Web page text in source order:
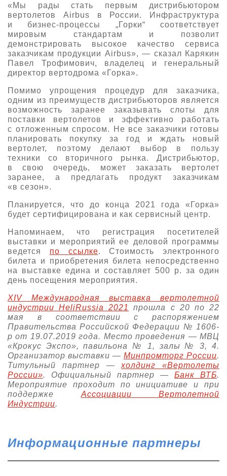
«Мы рады стать первым дистрибьютором
вертолетов Airbus в России. Инфраструктура
и бизнес-процессы „Горки“ соответствует
мировым стандартам и позволит
демонстрировать высокое качество сервиса
заказчикам продукции Airbus», — сказал Карякин
Павел Трофимович, владелец и генеральный
директор вертодрома «Горка».
Помимо упрощения процедур для заказчика,
одним из преимуществ дистрибьюторов является
возможность заранее заказывать слоты для
поставки вертолетов и эффективно работать
с отложенным спросом. Не все заказчики готовы
планировать покупку за год и ждать новый
вертолет, поэтому делают выбор в пользу
техники со вторичного рынка. Дистрибьютор,
в свою очередь, может заказать вертолет
заранее, а предлагать продукт заказчикам
«в сезон».
Планируется, что до конца 2021 года «Горка»
будет сертифицирована и как сервисный центр.
Напоминаем, что регистрация посетителей
выставки и мероприятий ее деловой программы
ведется по ссылке. Стоимость электронного
билета и приобретения билета непосредственно
на выставке едина и составляет 500 р. за один
день посещения мероприятия.
XIV Международная выставка вертолетной
индустрии HeliRussia 2021
прошла c 20 по 22
мая в соответствии с распоряжением
Правительства Российской Федерации № 1606-
р от 19.07.2019 года. Место проведения — МВЦ
«Крокус Экспо», павильона № 1, залы № 3, 4.
Организатор выставки — Минпромторг России.
Титульный партнер —холдинг «Вертолеты
России». Официальный партнер — Банк ВТБ.
Мероприятие проходит по инициативе и при
поддержке Ассоциации Вертолетной
Индустрии.
Информационные партнеры